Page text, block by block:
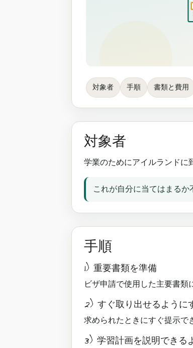
対象者 手順 書類と費用
対象者
学業のためにアイルランドに
これが自分に当てはまるか
手順
1) 重要書類を準備
ビザ申請で使用した主要書類
2) すぐ取り出せるように
求められたときにすぐ提示で
3) 学習計画を説明できる